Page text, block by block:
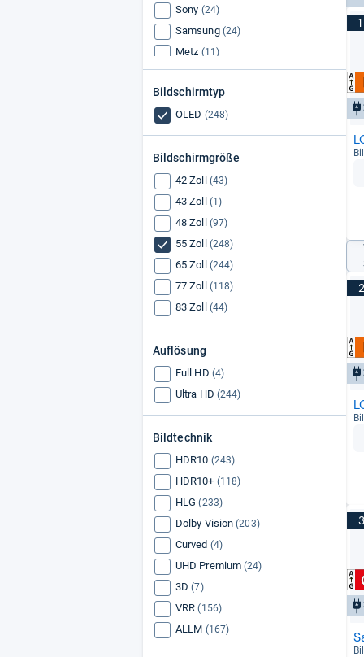
Sony (24)
Samsung (24)
Metz (11)
Loewe (10)
Hisense (9)
Grundig (7)
Bildschirmtyp
OLED (248)
Bildschirmgröße
42 Zoll (43)
43 Zoll (1)
48 Zoll (97)
55 Zoll (248)
65 Zoll (244)
77 Zoll (118)
83 Zoll (44)
Auflösung
Full HD (4)
Ultra HD (244)
Bildtechnik
HDR10 (243)
HDR10+ (118)
HLG (233)
Dolby Vision (203)
Curved (4)
UHD Premium (24)
3D (7)
VRR (156)
ALLM (167)
1
2
3